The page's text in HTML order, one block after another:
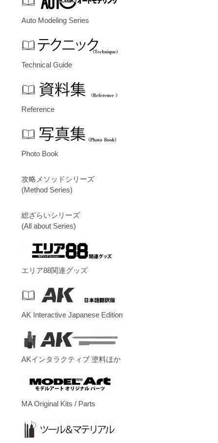
Auto Modeling Series
Technical Guide
Reference
Photo Book
攻略メソッドシリーズ
(Method Series)
総ざらいシリーズ
(All about Series)
エリア88関連グッズ
AK Interactive Japanese Edition
AKインタラクティブ 塗料ほか
MA Original Kits / Parts